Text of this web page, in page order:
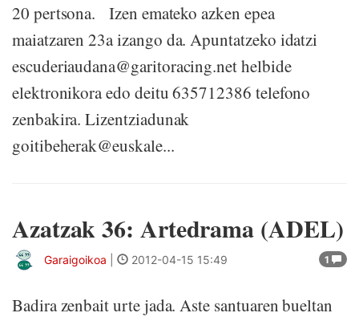
20 pertsona. Izen emateko azken epea
maiatzaren 23a izango da. Apuntatzeko idatzi
escuderiaudana@garitoracing.net helbide
elektronikora edo deitu 635712386 telefono
zenbakira. Lizentziadunak
goitibeherak@euskale...
Azatzak 36: Artedrama (ADEL)
1
Garaigoikoa 2012-04-15 15:49
Badira zenbait urte jada. Aste santuaren bueltan